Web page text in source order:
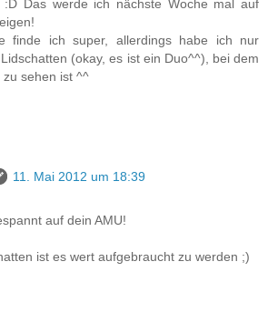
:D Das werde ich nächste Woche mal auf
finde ich super, allerdings habe ich nur
(okay, es ist ein Duo^^), bei dem
sehen ist ^^
11. Mai 2012 um 18:39
auf dein AMU!
ist es wert aufgebraucht zu werden ;)